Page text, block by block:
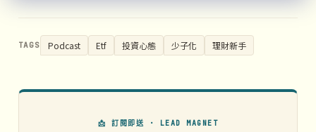
TAGS Podcast Etf 投資心態 少子化 理財新手
📩 訂閱即送 · LEAD MAGNET